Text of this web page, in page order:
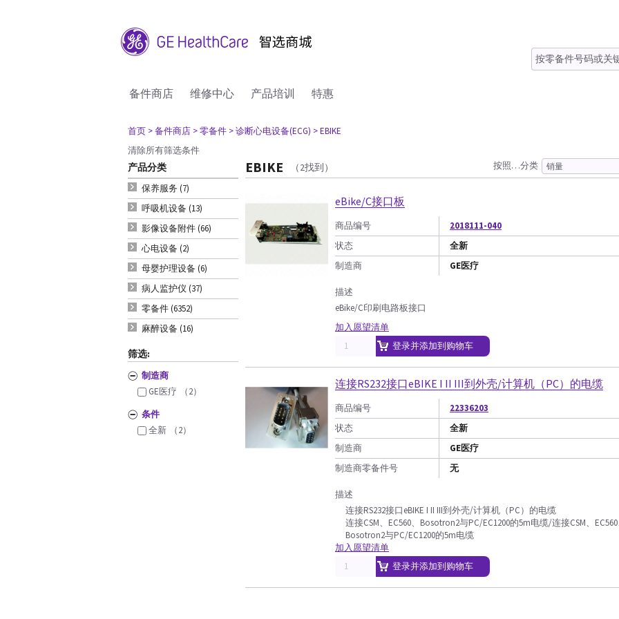
备件商店 维修中心 产品培训 特惠
首页 > 备件商店 > 零备件 > 诊断心电设备(ECG) > EBIKE
清除所有筛选条件
产品分类
保养服务 (7)
呼吸机设备 (13)
影像设备附件 (66)
心电设备 (2)
母婴护理设备 (6)
病人监护仪 (37)
零备件 (6352)
麻醉设备 (16)
筛选:
制造商
GE医疗
（2）
条件
全新
（2）
EBIKE （2找到） 按照…分类
eBike/C接口板
商品编号
2018111-040
状态
全新
制造商
GE医疗
描述
eBike/C印刷电路板接口
加入愿望清单
登录并添加到购物车
连接RS232接口eBIKE I II III到外壳/计算机（PC）的电缆
商品编号
22336203
状态
全新
制造商
GE医疗
制造商零备件号
无
描述
连接RS232接口eBIKE I II III到外壳/计算机（PC）的电缆
连接CSM、EC560、Bosotron2与PC/EC1200的5m电缆/连接CSM、
Bosotron2与PC/EC1200的5m电缆
加入愿望清单
登录并添加到购物车